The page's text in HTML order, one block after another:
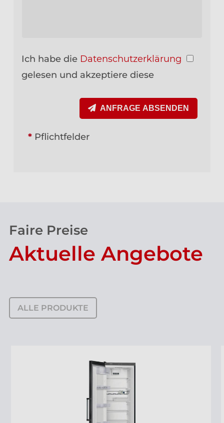
Ich habe die Datenschutzerklärung
gelesen und akzeptiere diese
ANFRAGE ABSENDEN
*Pflichtfelder
Faire Preise
Aktuelle Angebote
ALLE PRODUKTE